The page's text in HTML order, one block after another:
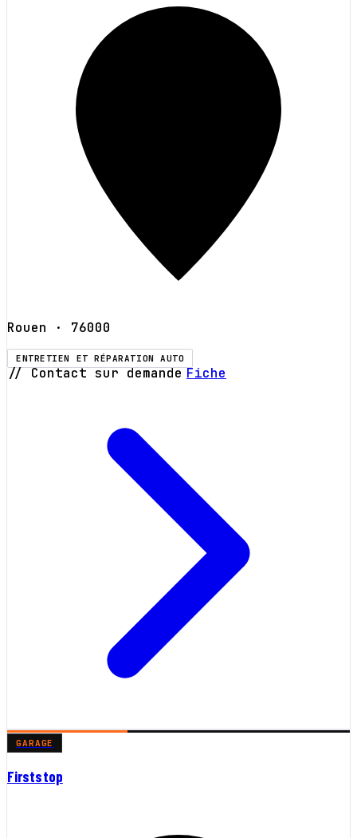
Rouen · 76000
ENTRETIEN ET RÉPARATION AUTO
// Contact sur demande Fiche
GARAGE
Firststop